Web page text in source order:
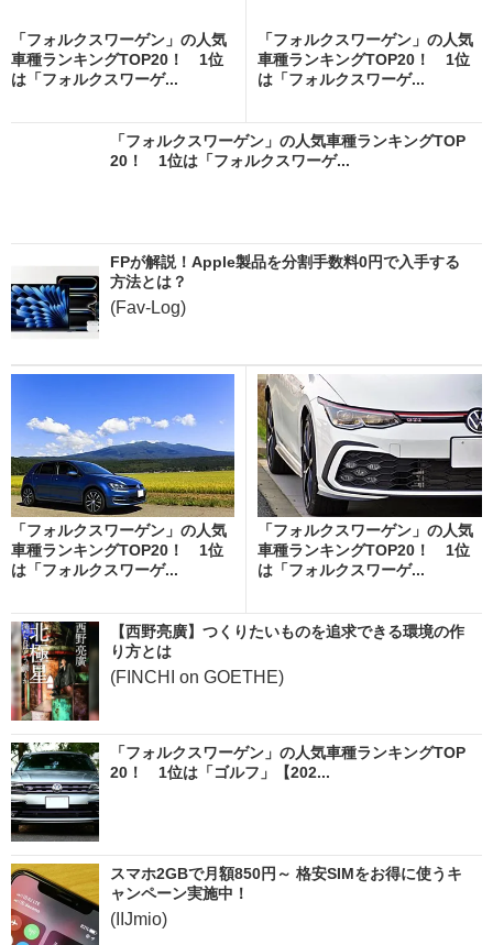
「フォルクスワーゲン」の人気
車種ランキングTOP20！ 1位
は「フォルクスワーゲ...
「フォルクスワーゲン」の人気
車種ランキングTOP20！ 1位
は「フォルクスワーゲ...
「フォルクスワーゲン」の人気車種ランキングTOP
20！ 1位は「フォルクスワーゲ...
FPが解説！Apple製品を分割手数料0円で入手する
方法とは？
(Fav-Log)
「フォルクスワーゲン」の人気
車種ランキングTOP20！ 1位
は「フォルクスワーゲ...
「フォルクスワーゲン」の人気
車種ランキングTOP20！ 1位
は「フォルクスワーゲ...
【西野亮廣】つくりたいものを追求できる環境の作
り方とは
(FINCHI on GOETHE)
「フォルクスワーゲン」の人気車種ランキングTOP
20！ 1位は「ゴルフ」【202...
スマホ2GBで月額850円～ 格安SIMをお得に使うキ
ャンペーン実施中！
(IIJmio)